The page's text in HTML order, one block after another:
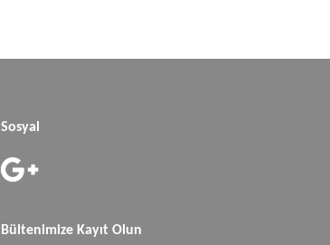
Sosyal
Bültenimize Kayıt Olun